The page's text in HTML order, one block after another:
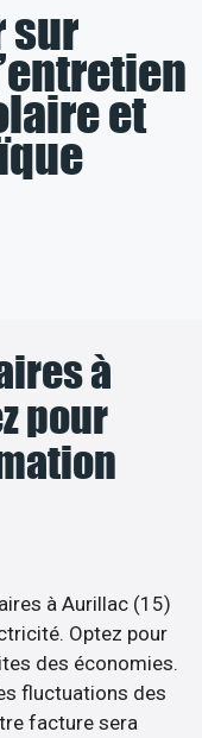
sur
et
à
pour
à Aurillac (15)
Optez pour
des économies.
fluctuations des
facture sera